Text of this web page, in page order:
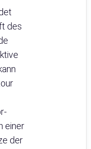
des
einer
der